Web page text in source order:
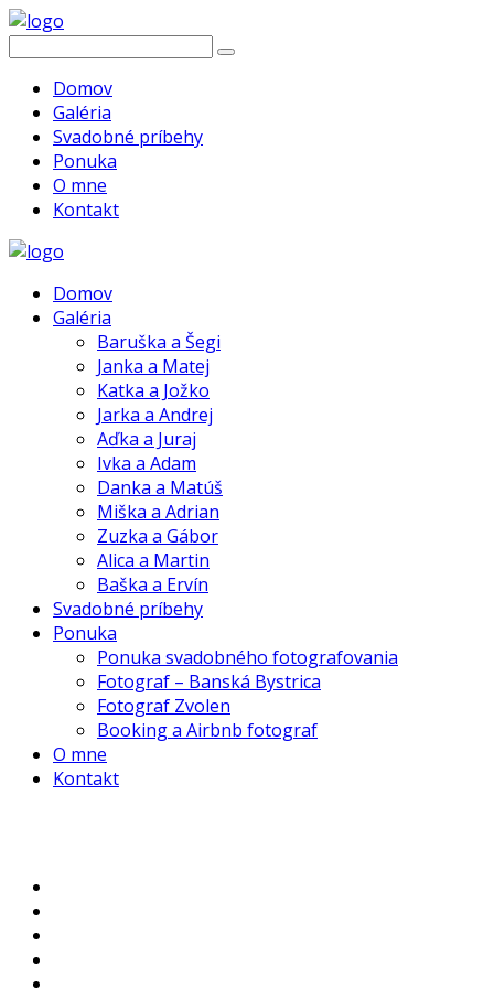
Domov
Galéria
Svadobné príbehy
Ponuka
O mne
Kontakt
Domov
Galéria
Baruška a Šegi
Janka a Matej
Katka a Jožko
Jarka a Andrej
Aďka a Juraj
Ivka a Adam
Danka a Matúš
Miška a Adrian
Zuzka a Gábor
Alica a Martin
Baška a Ervín
Svadobné príbehy
Ponuka
Ponuka svadobného fotografovania
Fotograf – Banská Bystrica
Fotograf Zvolen
Booking a Airbnb fotograf
O mne
Kontakt